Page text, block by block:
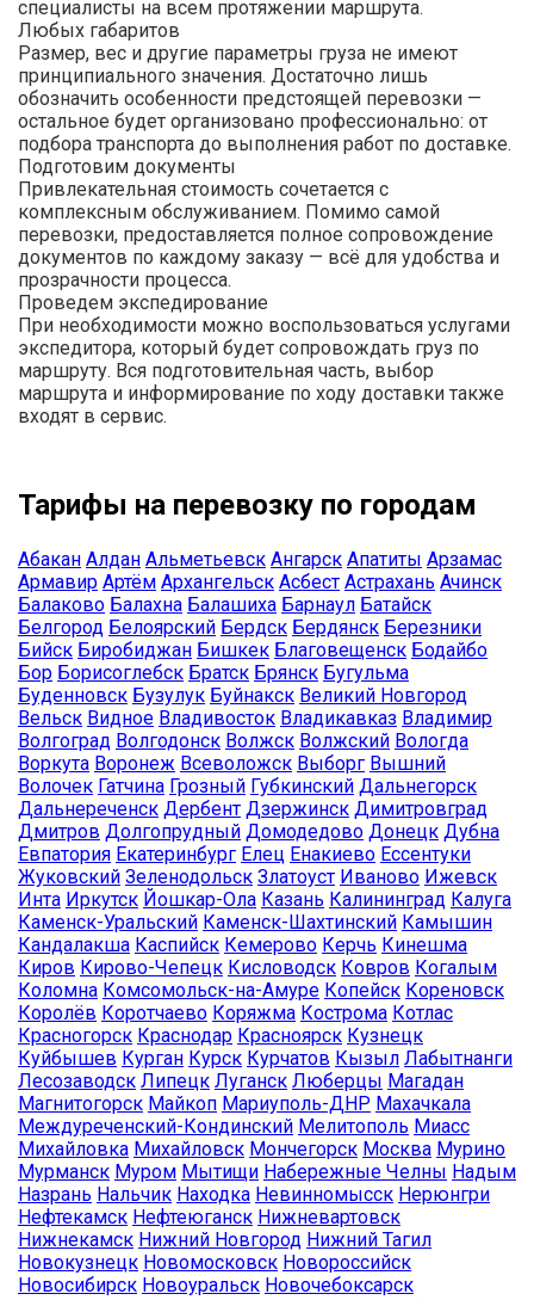
специалисты на всем протяжении маршрута.
Любых габаритов
Размер, вес и другие параметры груза не имеют
принципиального значения. Достаточно лишь
обозначить особенности предстоящей перевозки —
остальное будет организовано профессионально: от
подбора транспорта до выполнения работ по доставке.
Подготовим документы
Привлекательная стоимость сочетается с
комплексным обслуживанием. Помимо самой
перевозки, предоставляется полное сопровождение
документов по каждому заказу — всё для удобства и
прозрачности процесса.
Проведем экспедирование
При необходимости можно воспользоваться услугами
экспедитора, который будет сопровождать груз по
маршруту. Вся подготовительная часть, выбор
маршрута и информирование по ходу доставки также
входят в сервис.
Тарифы на перевозку по городам
Абакан Алдан Альметьевск Ангарск Апатиты Арзамас
Армавир Артём Архангельск Асбест Астрахань Ачинск
Балаково Балахна Балашиха Барнаул Батайск
Белгород Белоярский Бердск Бердянск Березники
Бийск Биробиджан Бишкек Благовещенск Бодайбо
Бор Борисоглебск Братск Брянск Бугульма
Буденновск Бузулук Буйнакск Великий Новгород
Вельск Видное Владивосток Владикавказ Владимир
Волгоград Волгодонск Волжск Волжский Вологда
Воркута Воронеж Всеволожск Выборг Вышний
Волочек Гатчина Грозный Губкинский Дальнегорск
Дальнереченск Дербент Дзержинск Димитровград
Дмитров Долгопрудный Домодедово Донецк Дубна
Евпатория Екатеринбург Елец Енакиево Ессентуки
Жуковский Зеленодольск Златоуст Иваново Ижевск
Инта Иркутск Йошкар-Ола Казань Калининград Калуга
Каменск-Уральский Каменск-Шахтинский Камышин
Кандалакша Каспийск Кемерово Керчь Кинешма
Киров Кирово-Чепецк Кисловодск Ковров Когалым
Коломна Комсомольск-на-Амуре Копейск Кореновск
Королёв Коротчаево Коряжма Кострома Котлас
Красногорск Краснодар Красноярск Кузнецк
Куйбышев Курган Курск Курчатов Кызыл Лабытнанги
Лесозаводск Липецк Луганск Люберцы Магадан
Магнитогорск Майкоп Мариуполь-ДНР Махачкала
Междуреченский-Кондинский Мелитополь Миасс
Михайловка Михайловск Мончегорск Москва Мурино
Мурманск Муром Мытищи Набережные Челны Надым
Назрань Нальчик Находка Невинномысск Нерюнгри
Нефтекамск Нефтеюганск Нижневартовск
Нижнекамск Нижний Новгород Нижний Тагил
Новокузнецк Новомосковск Новороссийск
Новосибирск Новоуральск Новочебоксарск